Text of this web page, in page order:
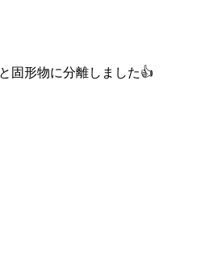
固形物に分離しました👍